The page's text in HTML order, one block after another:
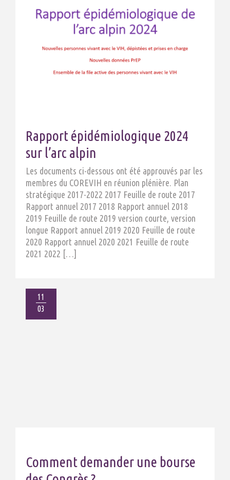
Rapport épidémiologique 2024
sur l’arc alpin
Les documents ci-dessous ont été approuvés par les
membres du COREVIH en réunion plénière. Plan
stratégique 2017-2022 2017 Feuille de route 2017
Rapport annuel 2017 2018 Rapport annuel 2018
2019 Feuille de route 2019 version courte, version
longue Rapport annuel 2019 2020 Feuille de route
2020 Rapport annuel 2020 2021 Feuille de route
2021 2022 […]
11
03
Comment demander une bourse